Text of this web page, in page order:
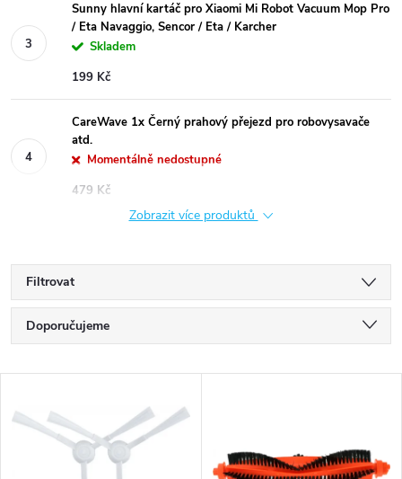
Sunny hlavní kartáč pro Xiaomi Mi Robot Vacuum Mop Pro
/ Eta Navaggio, Sencor / Eta / Karcher
Skladem
199 Kč
CareWave 1x Černý prahový přejezd pro robovysavače
atd.
Momentálně nedostupné
479 Kč
Zobrazit více produktů
Filtrovat
Ř
a
z
Doporučujeme
Nejprodávanější
Abecedně
ý